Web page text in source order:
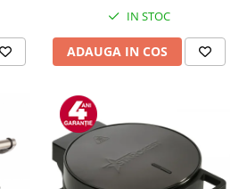
IN STOC
ADAUGA IN COS